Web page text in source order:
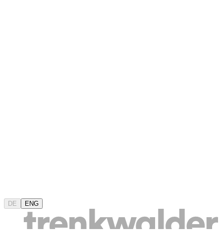
DE ENG